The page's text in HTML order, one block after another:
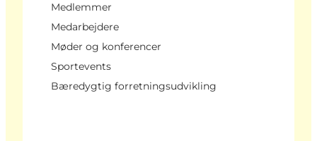
Medlemmer
Medarbejdere
Møder og konferencer
Sportevents
Bæredygtig forretningsudvikling